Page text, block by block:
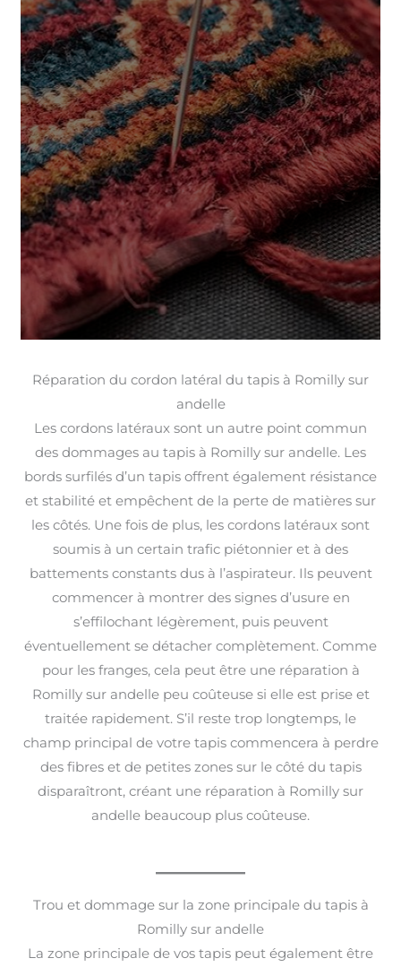
Réparation du cordon latéral du tapis à Romilly sur
andelle
Les cordons latéraux sont un autre point commun
des dommages au tapis à Romilly sur andelle. Les
bords surfilés d’un tapis offrent également résistance
et stabilité et empêchent de la perte de matières sur
les côtés. Une fois de plus, les cordons latéraux sont
soumis à un certain trafic piétonnier et à des
battements constants dus à l’aspirateur. Ils peuvent
commencer à montrer des signes d’usure en
s’effilochant légèrement, puis peuvent
éventuellement se détacher complètement. Comme
pour les franges, cela peut être une réparation à
Romilly sur andelle peu coûteuse si elle est prise et
traitée rapidement. S’il reste trop longtemps, le
champ principal de votre tapis commencera à perdre
des fibres et de petites zones sur le côté du tapis
disparaîtront, créant une réparation à Romilly sur
andelle beaucoup plus coûteuse.
Trou et dommage sur la zone principale du tapis à
Romilly sur andelle
La zone principale de vos tapis peut également être